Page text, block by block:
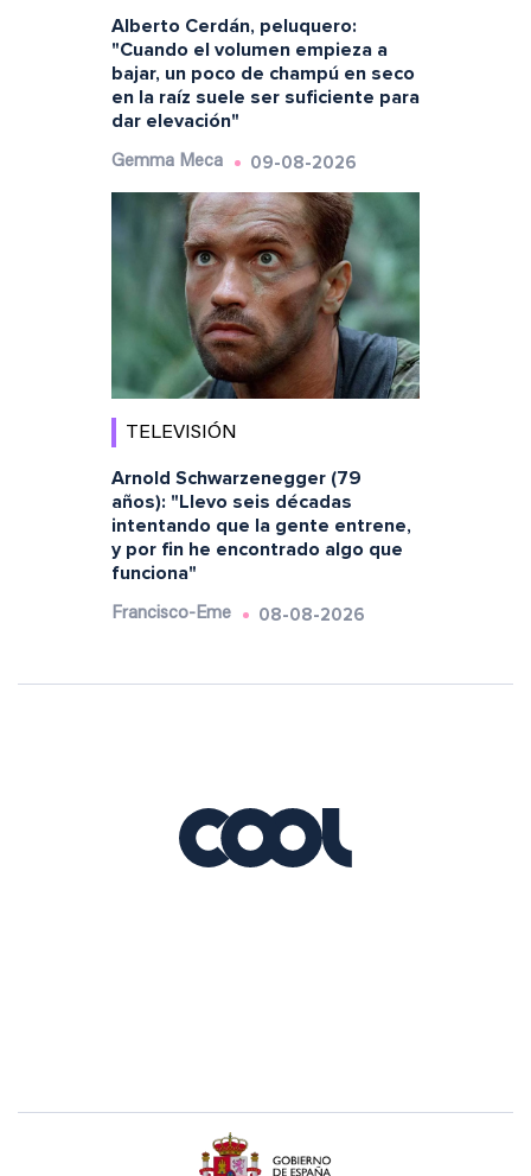
Alberto Cerdán, peluquero:
"Cuando el volumen empieza a
bajar, un poco de champú en seco
en la raíz suele ser suficiente para
dar elevación"
Gemma Meca 09-08-2026
TELEVISIÓN
Arnold Schwarzenegger (79
años): "Llevo seis décadas
intentando que la gente entrene,
y por fin he encontrado algo que
funciona"
Francisco-Eme 08-08-2026